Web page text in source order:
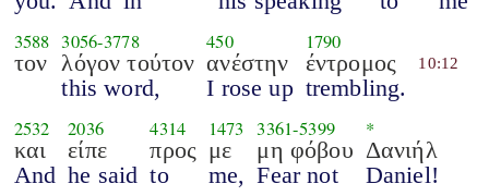
3588
τον
3056-3778
λόγον τούτον
this word,
450
ανέστην
I rose up
1790
έντρομος
trembling.
10:12
2532
και
And
2036
είπε
he said
4314
προς
to
1473
με
me,
3361-5399
μη φόβου
Fear not
*
Δανιήλ
Daniel!